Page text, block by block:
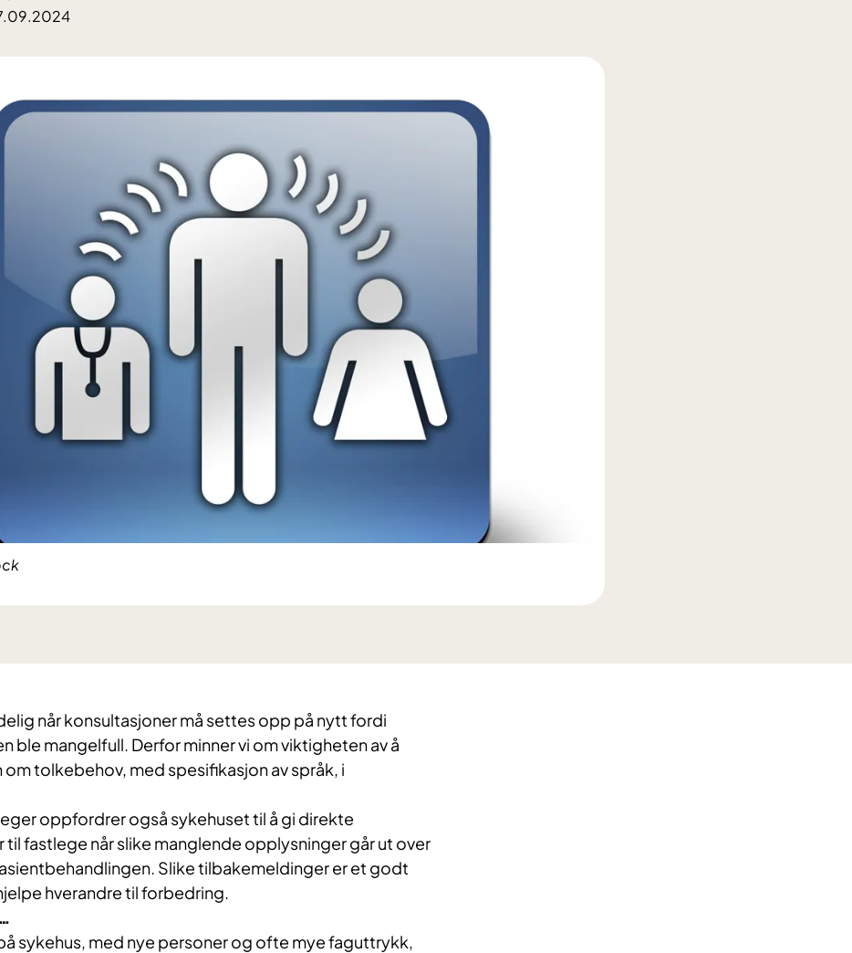
når konsultasjoner må settes opp på nytt fordi
ble mangelfull. Derfor minner vi om viktigheten av å
om tolkebehov, med spesifikasjon av språk, i
oppfordrer også sykehuset til å gi direkte
fastlege når slike manglende opplysninger går ut over
Slike tilbakemeldinger er et godt
hverandre til forbedring.
sykehus, med nye personer og ofte mye faguttrykk,